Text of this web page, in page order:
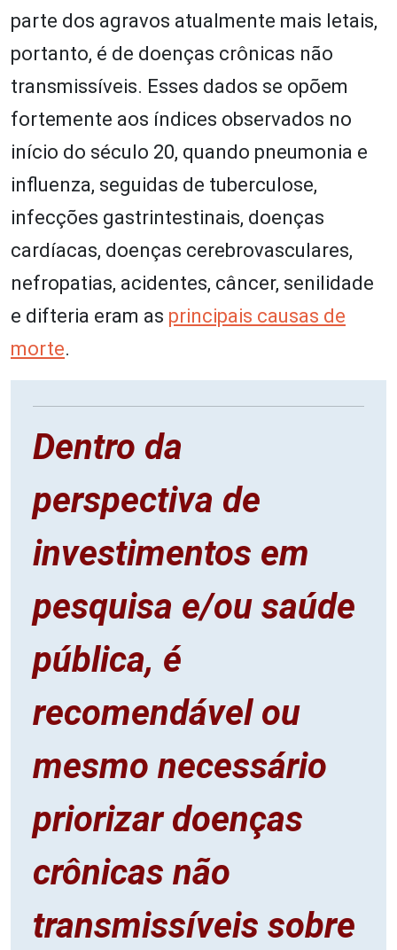
parte dos agravos atualmente mais letais,
portanto, é de doenças crônicas não
transmissíveis. Esses dados se opõem
fortemente aos índices observados no
início do século 20, quando pneumonia e
influenza, seguidas de tuberculose,
infecções gastrintestinais, doenças
cardíacas, doenças cerebrovasculares,
nefropatias, acidentes, câncer, senilidade
e difteria eram as principais causas de
morte.
Dentro da
perspectiva de
investimentos em
pesquisa e/ou saúde
pública, é
recomendável ou
mesmo necessário
priorizar doenças
crônicas não
transmissíveis sobre